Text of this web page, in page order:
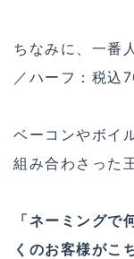
ちなみに、一番
／ハーフ：税込
ベーコンやボイ
組み合わさった
「ネーミングで
くのお客様がこ